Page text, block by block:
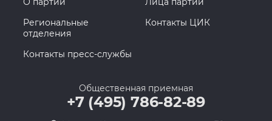
Региональные
отделения
Контакты ЦИК
Контакты пресс-службы
Общественная приемная
+7 (495) 786-82-89